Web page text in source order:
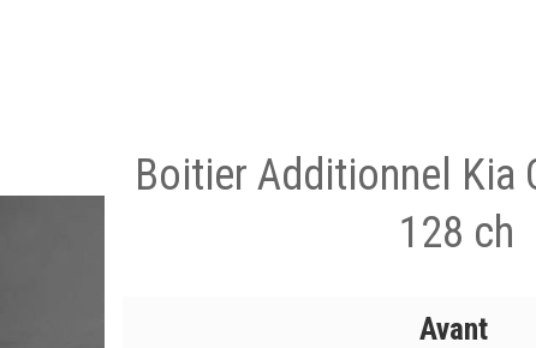
Boitier Additionnel Kia
128 ch
Avant